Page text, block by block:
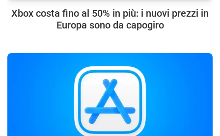
Xbox costa fino al 50% in più: i nuovi prezzi in
Europa sono da capogiro